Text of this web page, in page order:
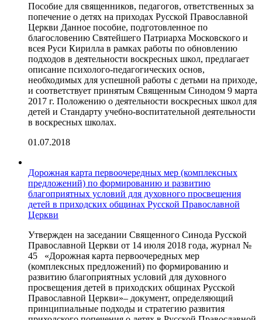
Пособие для священников, педагогов, ответственных за
попечение о детях на приходах Русской Православной
Церкви Данное пособие, подготовленное по
благословению Святейшего Патриарха Московского и
всея Руси Кирилла в рамках работы по обновлению
подходов в деятельности воскресных школ, предлагает
описание психолого-педагогических основ,
необходимых для успешной работы с детьми на приходе,
и соответствует принятым Священным Синодом 9 марта
2017 г. Положению о деятельности воскресных школ для
детей и Стандарту учебно-воспитательной деятельности
в воскресных школах.
01.07.2018
Дорожная карта первоочередных мер (комплексных
предложений) по формированию и развитию
благоприятных условий для духовного просвещения
детей в приходских общинах Русской Православной
Церкви
Утвержден на заседании Священного Синода Русской
Православной Церкви от 14 июля 2018 года, журнал №
45 «Дорожная карта первоочередных мер
(комплексных предложений) по формированию и
развитию благоприятных условий для духовного
просвещения детей в приходских общинах Русской
Православной Церкви»– документ, определяющий
принципиальные подходы и стратегию развития